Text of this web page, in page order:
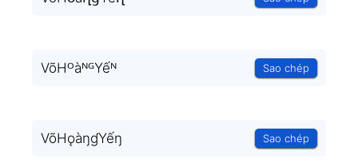
VõHᴼàᴺᴳYếᴺ Sao chép
VõHǫàŋɠYếŋ Sao chép